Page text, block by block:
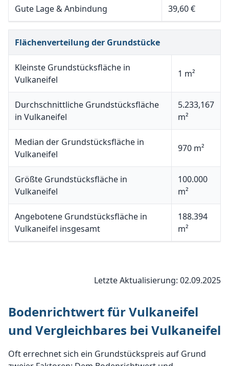
Gute Lage & Anbindung 39,60 €
Flächenverteilung der Grundstücke
Kleinste Grundstücksfläche in
Vulkaneifel
1 m²
Durchschnittliche Grundstücksfläche
in Vulkaneifel
5.233,167
m²
Median der Grundstücksfläche in
Vulkaneifel
970 m²
Größte Grundstücksfläche in
Vulkaneifel
100.000
m²
Angebotene Grundstücksfläche in
Vulkaneifel insgesamt
188.394
m²
Letzte Aktualisierung: 02.09.2025
Bodenrichtwert für Vulkaneifel
und Vergleichbares bei Vulkaneifel
Oft errechnet sich ein Grundstückspreis auf Grund